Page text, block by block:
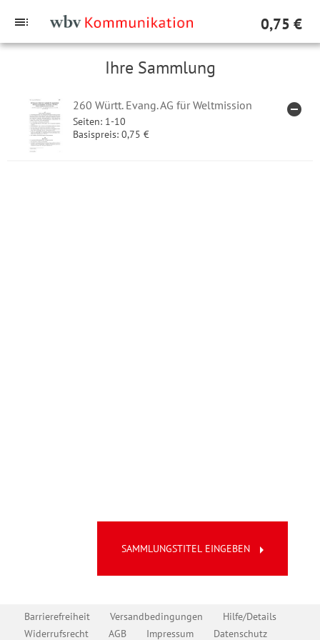
toc 0,75 €
Ihre Sammlung
260 Württ. Evang. AG für Weltmission
Seiten: 1-10
Basispreis: 0,75 €
remove_circle
SAMMLUNGSTITEL EINGEBEN arrow_right
Barrierefreiheit Versandbedingungen
Hilfe/Details
Widerrufsrecht
AGB Impressum Datenschutz